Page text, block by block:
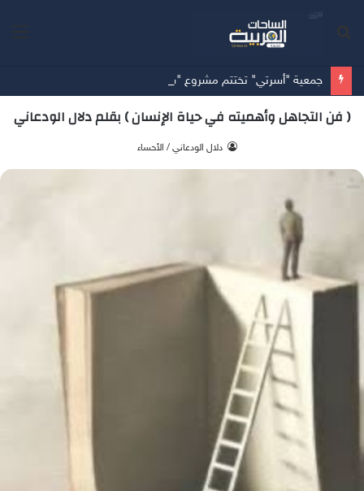
( فن التجاهل وأهميته في حياة الإنسان ) بقلم دلال الودعاني
‫ دلال الودعاني / الأحساء